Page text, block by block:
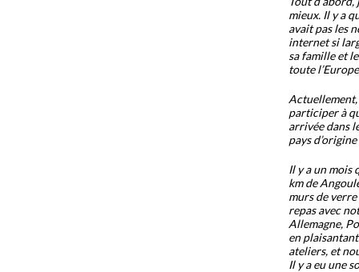
mieux. Il y a
avait pas les
internet si
sa famille et
toute
participer à
arrivée dans
pays
Il y a un mois
km de
murs de
repas avec
Allemagne,
en
ateliers, et
Il y a eu une